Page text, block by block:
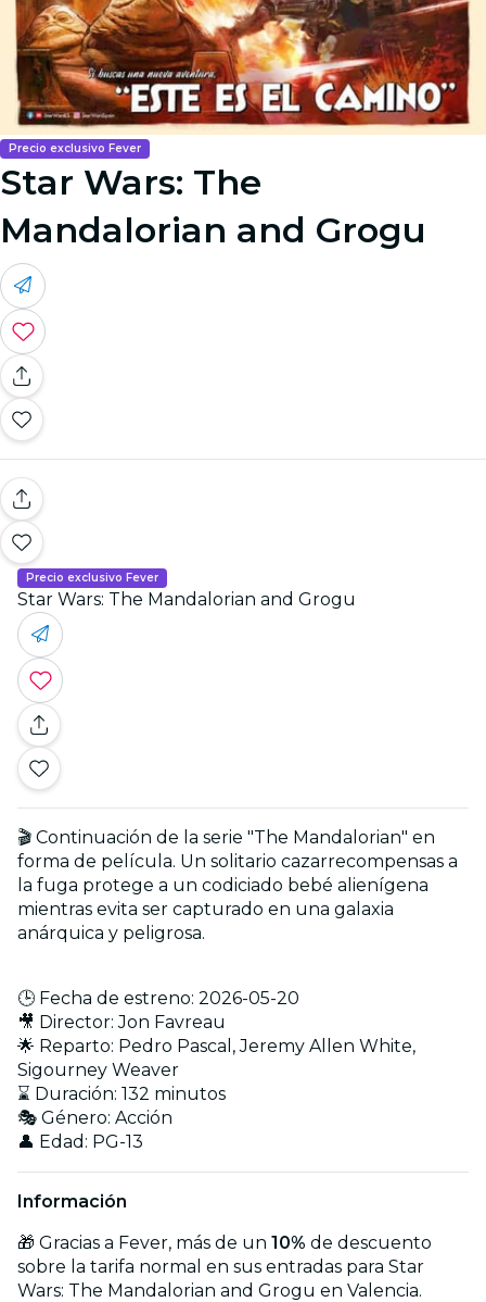
Precio exclusivo Fever
Star Wars: The
Mandalorian and Grogu
Precio exclusivo Fever
Star Wars: The Mandalorian and Grogu
🎬 Continuación de la serie "The Mandalorian" en
forma de película. Un solitario cazarrecompensas a
la fuga protege a un codiciado bebé alienígena
mientras evita ser capturado en una galaxia
anárquica y peligrosa.
🕒 Fecha de estreno: 2026-05-20
🎥 Director: Jon Favreau
🌟 Reparto: Pedro Pascal, Jeremy Allen White,
Sigourney Weaver
⌛ Duración: 132 minutos
🎭 Género: Acción
👤 Edad: PG-13
Información
🎁 Gracias a Fever, más de un 10% de descuento
sobre la tarifa normal en sus entradas para Star
Wars: The Mandalorian and Grogu en Valencia.